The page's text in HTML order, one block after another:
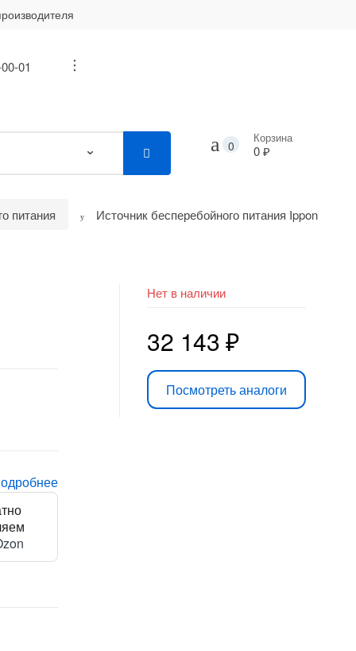
01 ...
0
Корзина
0 ₽
питания Источник бесперебойного питания Ippon
Нет в наличии
32 143₽
Посмотреть аналоги